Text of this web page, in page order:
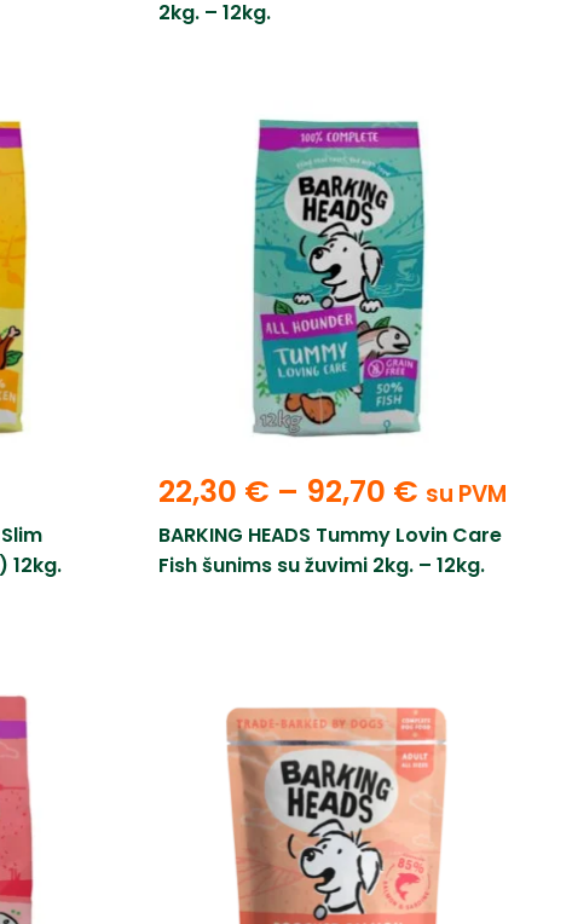
2kg. – 12kg.
12kg.
22,30 € – 92,70 € su PVM
BARKING HEADS Tummy Lovin Care
Fish šunims su žuvimi 2kg. – 12kg.